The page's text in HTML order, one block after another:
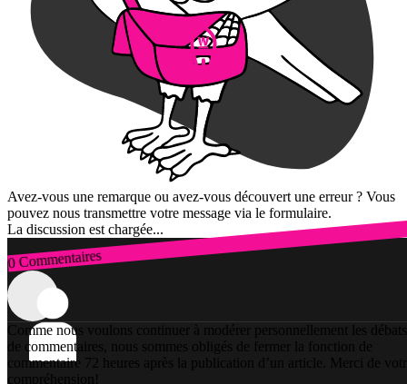
Avez-vous une remarque ou avez-vous découvert une erreur ? Vous
pouvez nous transmettre votre message via le formulaire.
La discussion est chargée...
0 Commentaires
Connexion
Comme nous voulons continuer à modérer personnellement les débats
de commentaires, nous sommes obligés de fermer la fonction de
commentaire 72 heures après la publication d’un article. Merci de
compréhension!